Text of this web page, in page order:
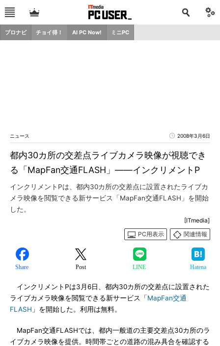
プロナビ チョイ得！ AI PC Now! ミニPC
ニュース 2008年3月6日
都内30カ所の交差点ライブカメラ映像が視聴でき
る「MapFan交通FLASH」――インクリメントP
インクリメントPは、都内30カ所の交差点に設置されたライブカ
メラ映像を閲覧できる新サービス「MapFan交通FLASH」を開始
した。
[ITmedia]
PC用表示
関連情報
Share Post LINE Hatena
インクリメントPは3月6日、都内30カ所の交差点に設置された
ライブカメラ映像を閲覧できる新サービス「MapFan交通
FLASH 」を開始した。利用は無料。
MapFan交通FLASHでは、都内一般道の主要交差点30カ所のラ
イブカメラ映像を提供。時間帯ごとの道路の混み具合を確認する